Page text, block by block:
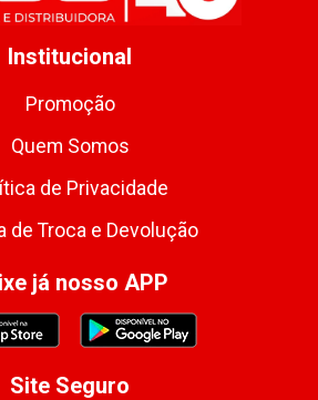
Institucional
Promoção
Quem Somos
de Privacidade
de Troca e Devolução
já nosso APP
Site Seguro